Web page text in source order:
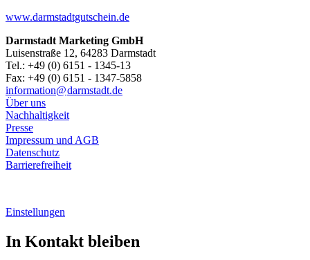
www.darmstadtgutschein.de
Darmstadt Marketing GmbH
Luisenstraße 12, 64283 Darmstadt
Tel.: +49 (0) 6151 - 1345-13
Fax: +49 (0) 6151 - 1347-5858
information@darmstadt.de
Über uns
Nachhaltigkeit
Presse
Impressum und AGB
Datenschutz
Barrierefreiheit
Einstellungen
In Kontakt bleiben